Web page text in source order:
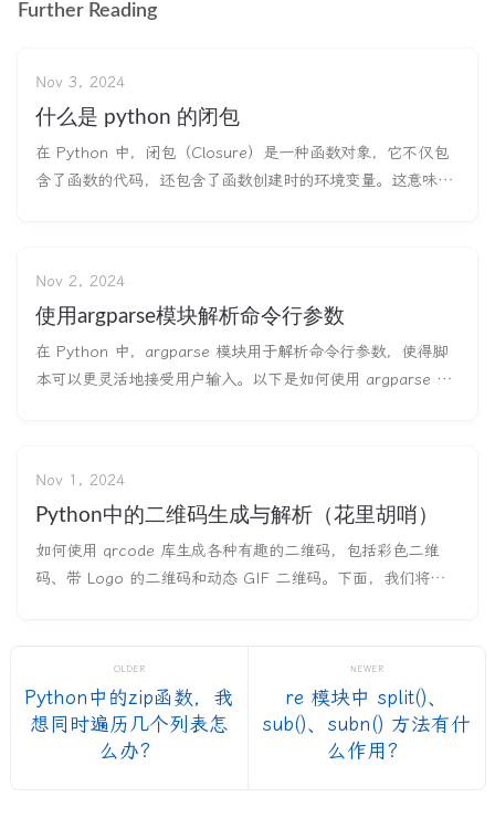
Further Reading
Nov 3, 2024
什么是 python 的闭包
在 Python 中，闭包（Closure）是一种函数对象，它不仅包
含了函数的代码，还包含了函数创建时的环境变量。这意味着
套函数：闭
Nov 2, 2024
使用argparse模块解析命令行参数
在 Python 中，argparse 模块用于解析命令行参数，使得脚
本可以更灵活地接受用户输入。以下是如何使用 argparse 模
Nov 1, 2024
Python中的二维码生成与解析（花里胡哨）
如何使用 qrcode 库生成各种有趣的二维码，包括彩色二维
码、带 Logo 的二维码和动态 GIF 二维码。下面，我们将逐
持自定义功能，如颜色变化、样式设计和动画效果。
OLDER
Python中的zip函数，我
想同时遍历几个列表怎
么办？
NEWER
re 模块中 split()、
sub()、subn() 方法有什
么作用？